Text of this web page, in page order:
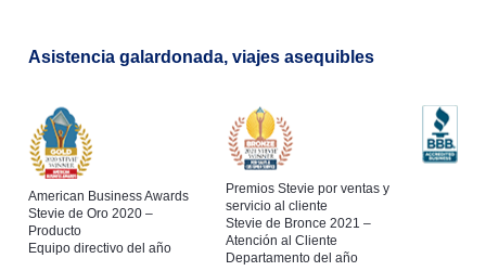
Asistencia galardonada, viajes asequibles
American Business Awards
Stevie de Oro 2020 –
Producto
Equipo directivo del año
Premios Stevie por ventas y
servicio al cliente
Stevie de Bronce 2021 –
Atención al Cliente
Departamento del año